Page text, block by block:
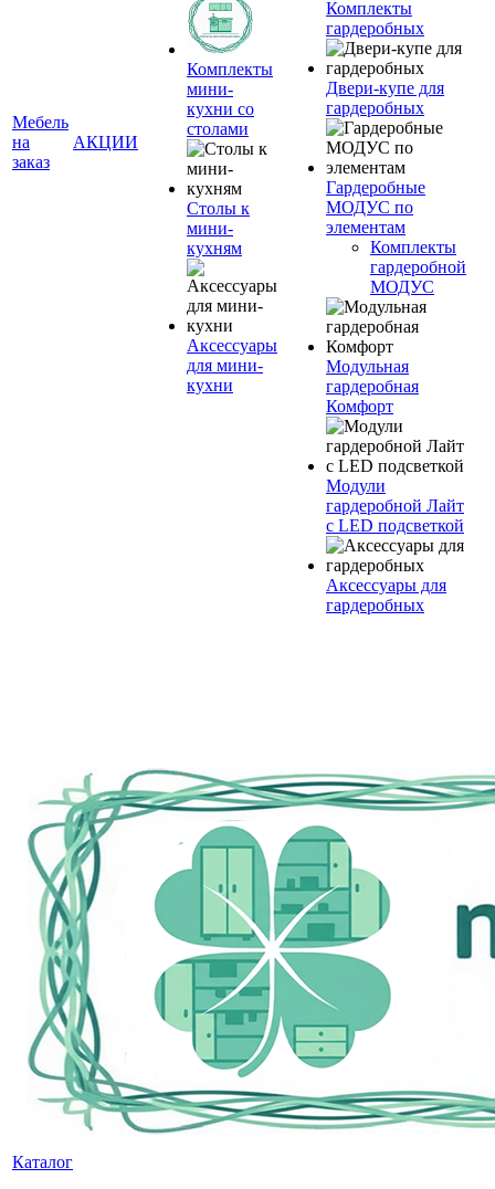
Мебель
на
заказ
АКЦИИ
Комплекты
мини-
кухни со
столами
Столы к
мини-
кухням
Аксессуары
для мини-
кухни
Комплекты
гардеробных
Двери-купе для
гардеробных
Гардеробные
МОДУС по
элементам
Комплекты
гардеробной
МОДУС
Модульная
гардеробная
Комфорт
Модули
гардеробной Лайт
с LED подсветкой
Аксессуары для
гардеробных
Каталог